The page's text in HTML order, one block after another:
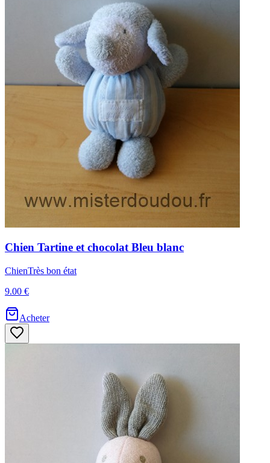
Chien Tartine et chocolat Bleu blanc
ChienTrès bon état
9.00 €
Acheter